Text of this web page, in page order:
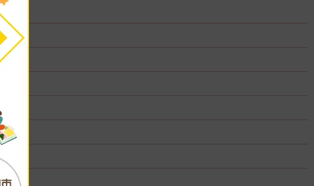
無庫存
無庫存
無庫存
無庫存